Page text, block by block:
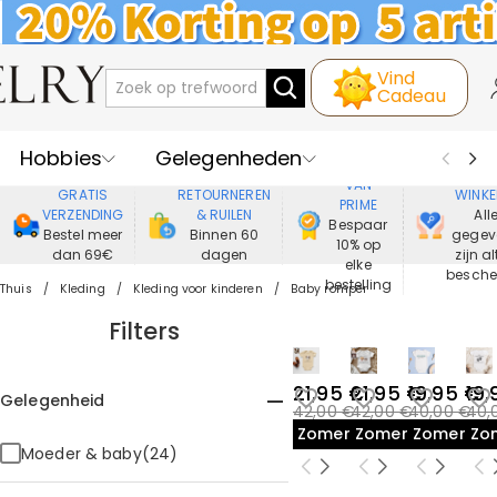
Vind
Cadeau
Hobbies
Gelegenheden
Recipienten
Best Verkochte
Nieuwe
Juwelen
Wonen&Leven
GRATIS
VERZENDING
Bestel meer
dan 69€
RETOURNEREN
& RUILEN
Binnen 60
dagen
VAN
PRIME
Bespaar
10% op
elke
bestelling
Alle
zijn
Thuis Kleding Kleding voor kinderen Baby romper
Filters
Gelegenheid
Moeder & baby(24)
21,95 €
42,00 €
Zomeruitverkoop
21,95 €
42,00 €
Zomeruitverkoop
19,95 €
40,00 €